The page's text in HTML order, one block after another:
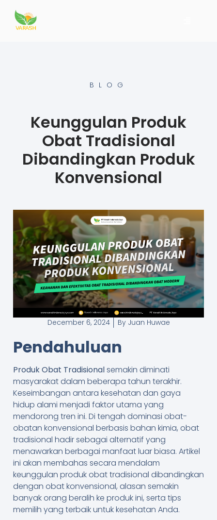
BLOG
Keunggulan Produk
Obat Tradisional
Dibandingkan Produk
Konvensional
December 6, 2024 ByJuan Huwae
Pendahuluan
Produk Obat Tradisionalsemakin diminati
masyarakat dalam beberapa tahun terakhir.
Keseimbangan antara kesehatan dan gaya
hidup alami menjadi faktor utama yang
mendorong tren ini. Di tengah dominasi obat-
obatan konvensional berbasis bahan kimia, obat
tradisional hadir sebagai alternatif yang
menawarkan berbagai manfaat luar biasa. Artikel
ini akan membahas secara mendalam
keunggulan produk obat tradisional dibandingkan
dengan obat konvensional, alasan semakin
banyak orang beralih ke produk ini, serta tips
memilih yang terbaik untuk kesehatan Anda.